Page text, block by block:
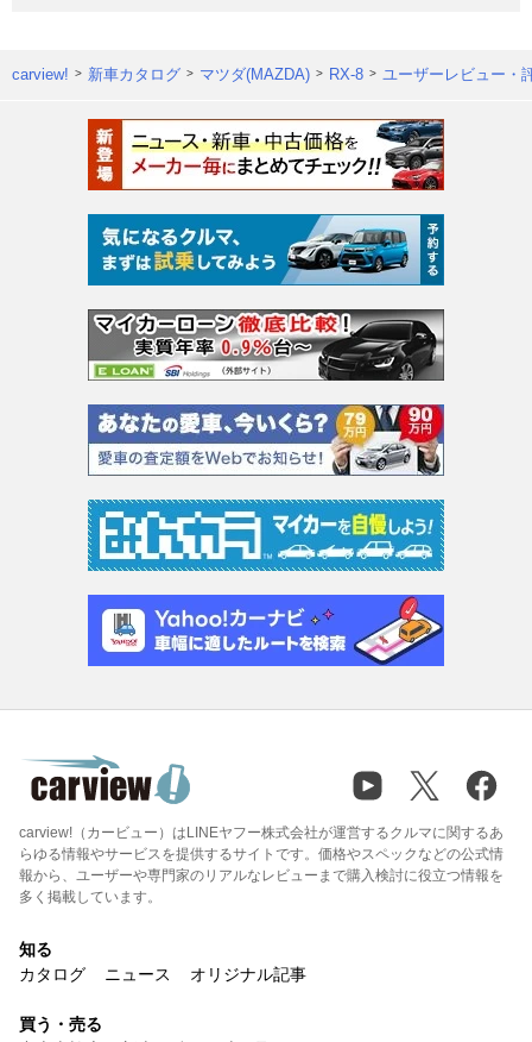
carview! 新車カタログ マツダ(MAZDA) RX-8 ユーザーレビュー・
carview!（カービュー）はLINEヤフー株式会社が運営するクルマに関するあ
らゆる情報やサービスを提供するサイトです。価格やスペックなどの公式情
報から、ユーザーや専門家のリアルなレビューまで購入検討に役立つ情報を
多く掲載しています。
知る
カタログ
ニュース オリジナル記事
買う・売る